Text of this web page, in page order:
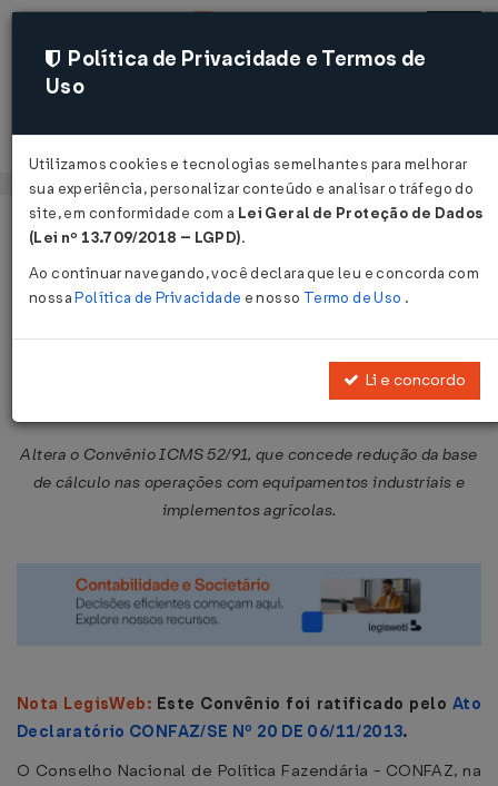
Acessar
Página Inicial Legislações
Convênio ICMS Nº 123 DE
Altera o Convênio ICMS 52/91, que concede redução da base
de cálculo nas operações com equipamentos industriais e
implementos agrícolas.
Nota LegisWeb: Este Convênio foi ratificado pelo Ato
Declaratório CONFAZ/SE Nº 20 DE 06/11/2013.
O Conselho Nacional de Política Fazendária - CONFAZ, na
Política de Privacidade e Termos de
Uso
Utilizamos cookies e tecnologias semelhantes para melhorar
sua experiência, personalizar conteúdo e analisar o tráfego do
site, em conformidade com a Lei Geral de Proteção de Dados
(Lei nº 13.709/2018 – LGPD).
Ao continuar navegando, você declara que leu e concorda com
nossaPolítica de Privacidade e nosso Termo de Uso .
Li e concordo